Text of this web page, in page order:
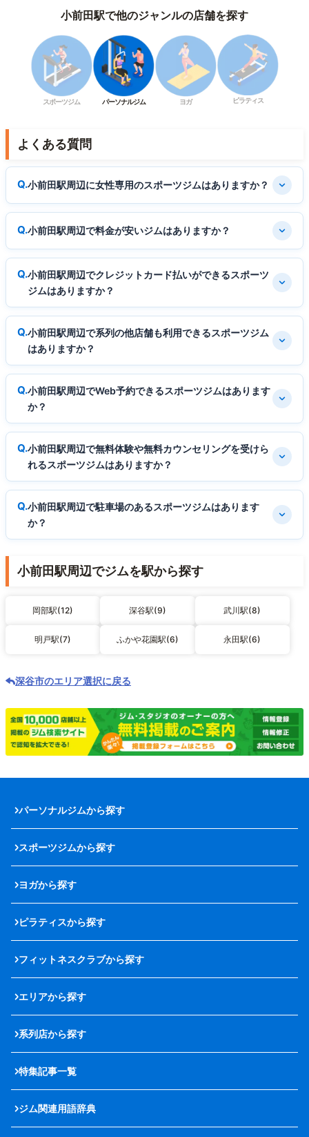
小前田駅で他のジャンルの店舗を探す
スポーツジム パーソナルジム ヨガ ピラティス
よくある質問
小前田駅周辺に女性専用のスポーツジムはありますか？
小前田駅周辺で料金が安いジムはありますか？
小前田駅周辺でクレジットカード払いができるスポーツ
ジムはありますか？
小前田駅周辺で系列の他店舗も利用できるスポーツジム
はありますか？
小前田駅周辺でWeb予約できるスポーツジムはあります
か？
小前田駅周辺で無料体験や無料カウンセリングを受けら
れるスポーツジムはありますか？
小前田駅周辺で駐車場のあるスポーツジムはあります
か？
小前田駅周辺でジムを駅から探す
岡部駅(12) 深谷駅(9) 武川駅(8)
明戸駅(7) ふかや花園駅(6) 永田駅(6)
深谷市のエリア選択に戻る
パーソナルジムから探す
スポーツジムから探す
ヨガから探す
ピラティスから探す
フィットネスクラブから探す
エリアから探す
系列店から探す
特集記事一覧
ジム関連用語辞典